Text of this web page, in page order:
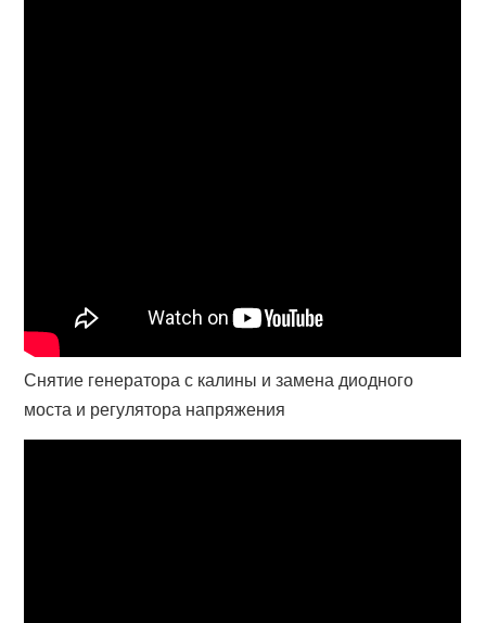
Снятие генератора с калины и замена диодного
моста и регулятора напряжения